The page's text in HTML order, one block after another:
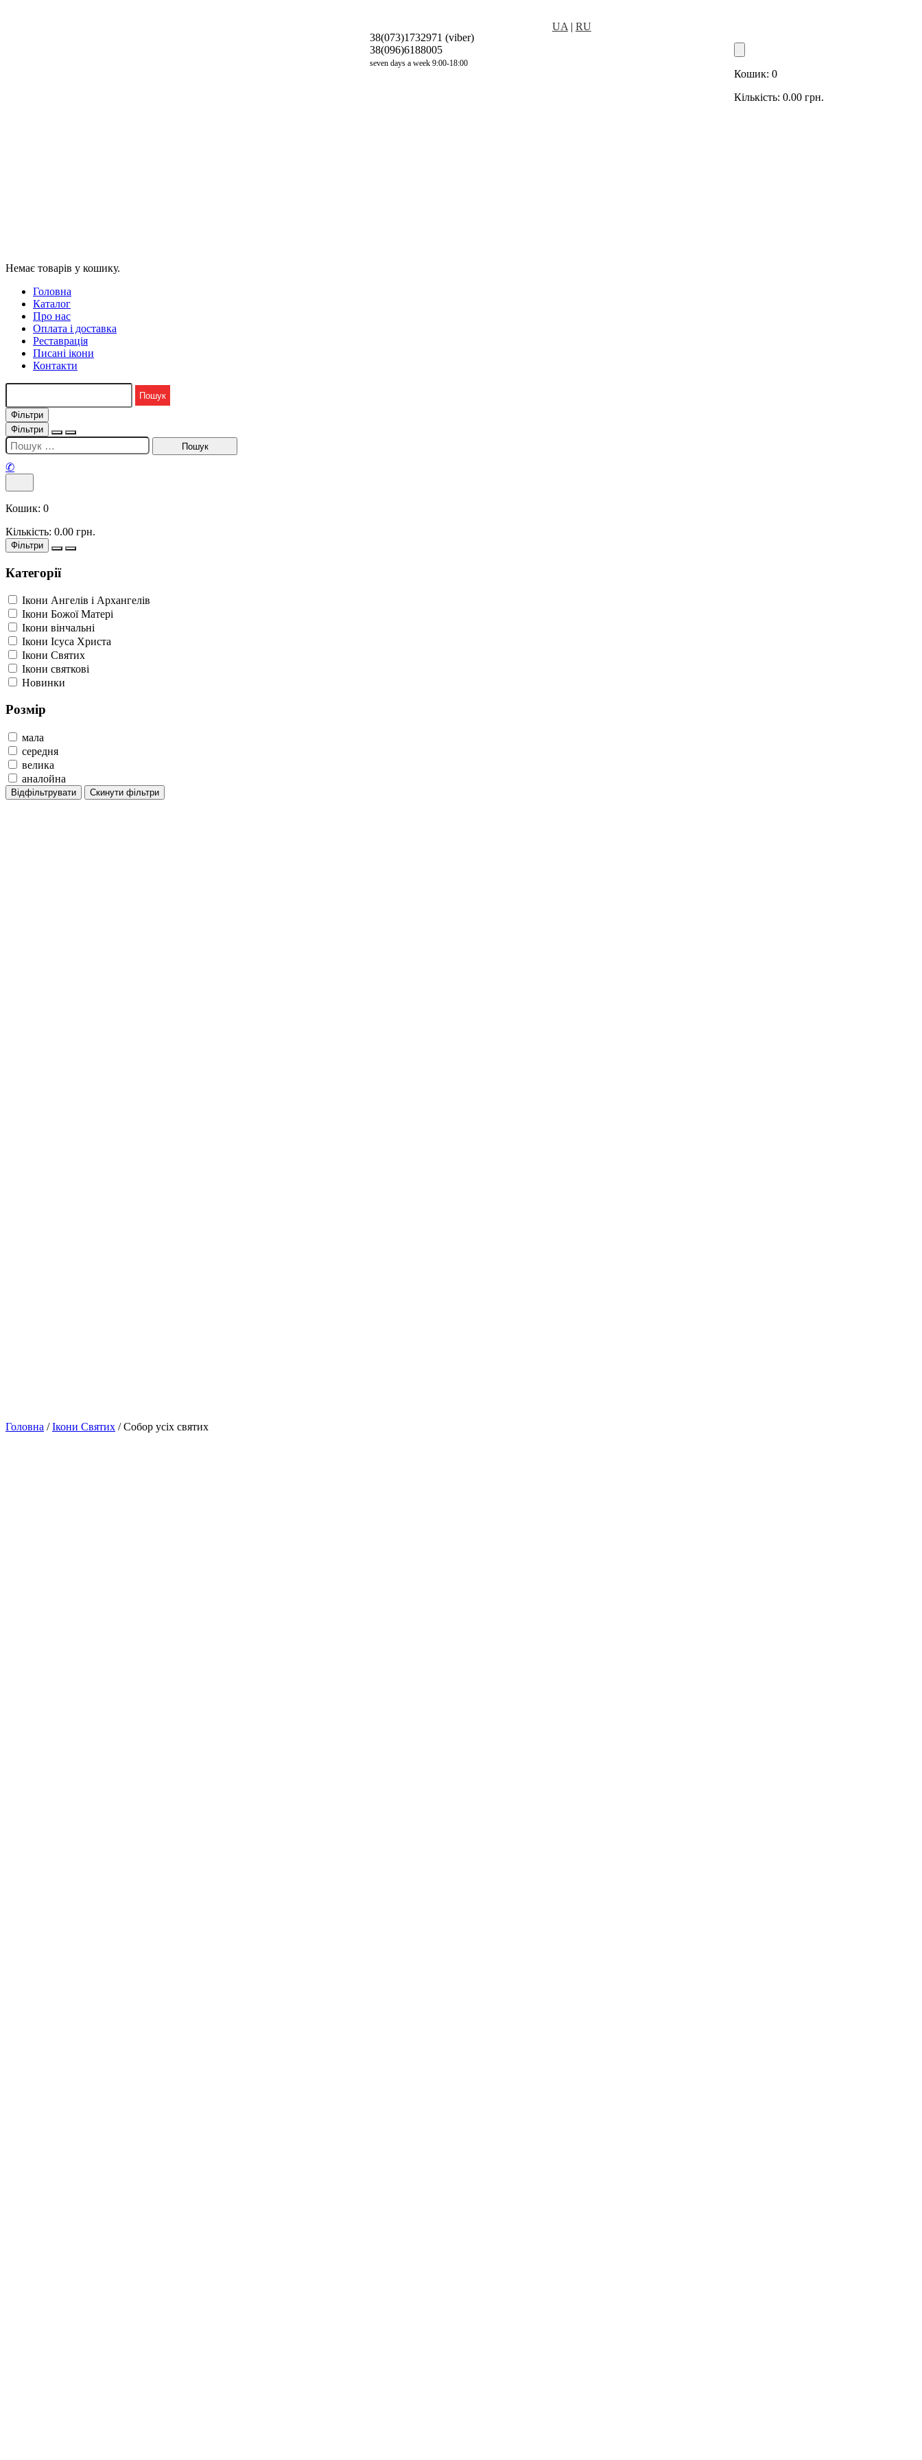
38(073)1732971 (viber)
38(096)6188005
seven days a week 9:00-18:00
UA | RU
Кошик:0
Кількість:0.00грн.
Немає товарів у кошику.
Головна
Каталог
Про нас
Оплата і доставка
Реставрація
Писані ікони
Контакти
Фільтри
Фільтри
✆
Кошик: 0
Кількість: 0.00 грн.
Фільтри
Категорії
Ікони Ангелів і Архангелів
Ікони Божої Матері
Ікони вінчальні
Ікони Ісуса Христа
Ікони Святих
Ікони святкові
Новинки
Розмір
мала
середня
велика
аналойна
Відфільтрувати Скинути фільтри
Головна /Ікони Святих / Собор усіх святих